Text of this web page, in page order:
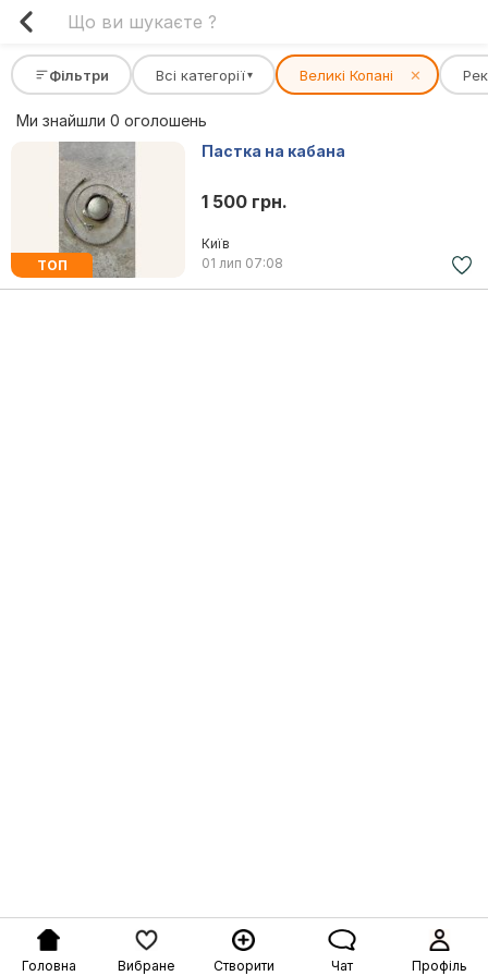
Фільтри Всі категорії ▾ Великі Копані ✕
Ми знайшли 0 оголошень
ТОП
Пастка на кабана
1 500 грн.
Київ
01 лип 07:08
Головна Вибране Створити Чат Профіль